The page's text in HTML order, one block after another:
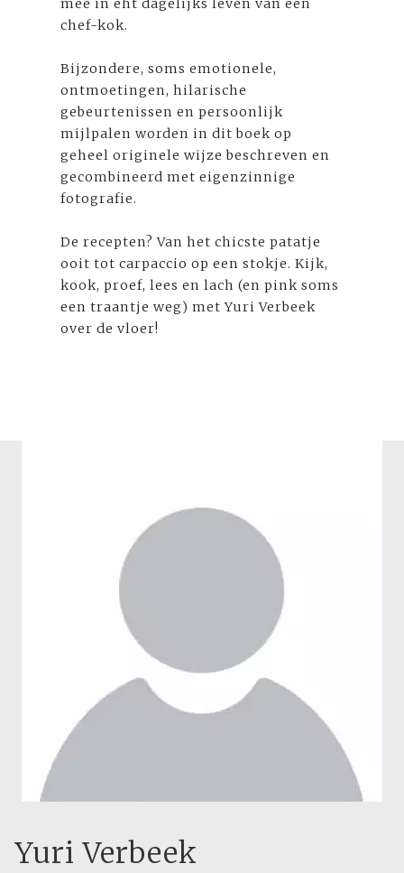
mee in eht dagelijks leven van een
chef-kok.
Bijzondere, soms emotionele,
ontmoetingen, hilarische
gebeurtenissen en persoonlijk
mijlpalen worden in dit boek op
geheel originele wijze beschreven en
gecombineerd met eigenzinnige
fotografie.
De recepten? Van het chicste patatje
ooit tot carpaccio op een stokje. Kijk,
kook, proef, lees en lach (en pink soms
een traantje weg) met Yuri Verbeek
over de vloer!
Yuri Verbeek